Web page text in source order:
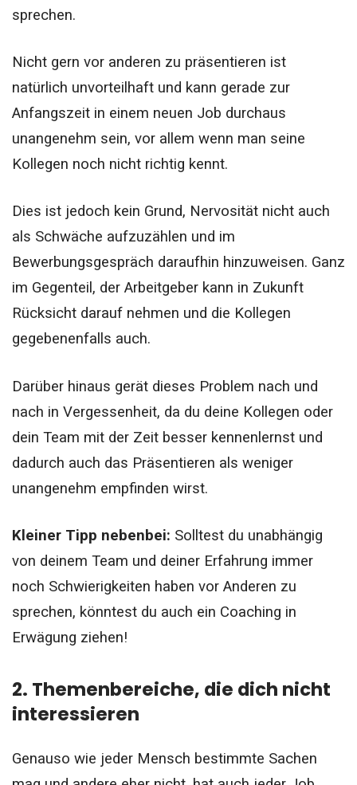
sprechen.
Nicht gern vor anderen zu präsentieren ist
natürlich unvorteilhaft und kann gerade zur
Anfangszeit in einem neuen Job durchaus
unangenehm sein, vor allem wenn man seine
Kollegen noch nicht richtig kennt.
Dies ist jedoch kein Grund, Nervosität nicht auch
als Schwäche aufzuzählen und im
Bewerbungsgespräch daraufhin hinzuweisen. Ganz
im Gegenteil, der Arbeitgeber kann in Zukunft
Rücksicht darauf nehmen und die Kollegen
gegebenenfalls auch.
Darüber hinaus gerät dieses Problem nach und
nach in Vergessenheit, da du deine Kollegen oder
dein Team mit der Zeit besser kennenlernst und
dadurch auch das Präsentieren als weniger
unangenehm empfinden wirst.
Kleiner Tipp nebenbei: Solltest du unabhängig
von deinem Team und deiner Erfahrung immer
noch Schwierigkeiten haben vor Anderen zu
sprechen, könntest du auch ein Coaching in
Erwägung ziehen!
2. Themenbereiche, die dich nicht
interessieren
Genauso wie jeder Mensch bestimmte Sachen